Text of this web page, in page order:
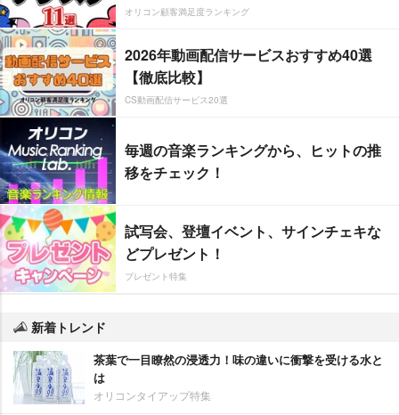
オリコン顧客満足度ランキング
2026年動画配信サービスおすすめ40選
【徹底比較】
CS動画配信サービス20選
毎週の音楽ランキングから、ヒットの推
移をチェック！
試写会、登壇イベント、サインチェキな
どプレゼント！
プレゼント特集
新着トレンド
茶葉で一目瞭然の浸透力！味の違いに衝撃を受ける水と
は
オリコンタイアップ特集